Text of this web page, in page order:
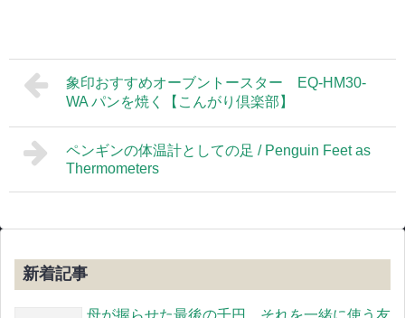
象印おすすめオーブントースター EQ-HM30-
WA パンを焼く【こんがり倶楽部】
ペンギンの体温計としての足 / Penguin Feet as
Thermometers
新着記事
母が握らせた最後の千円。それを一緒に使う友